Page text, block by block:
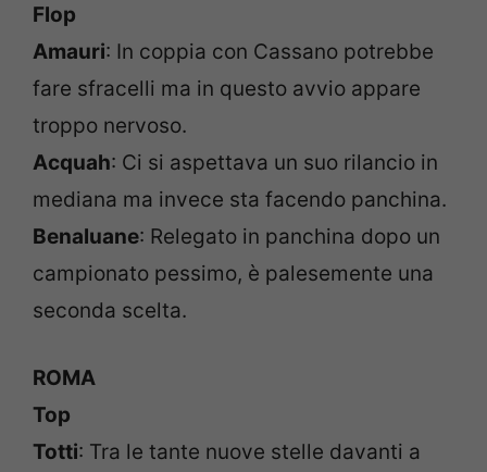
Flop
Amauri: In coppia con Cassano potrebbe
fare sfracelli ma in questo avvio appare
troppo nervoso.
Acquah: Ci si aspettava un suo rilancio in
mediana ma invece sta facendo panchina.
Benaluane: Relegato in panchina dopo un
campionato pessimo, è palesemente una
seconda scelta.
ROMA
Top
Totti: Tra le tante nuove stelle davanti a